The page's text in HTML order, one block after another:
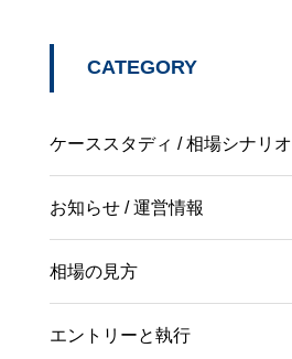
CATEGORY
ケーススタディ / 相場シナリオ
お知らせ / 運営情報
相場の見方
エントリーと執行